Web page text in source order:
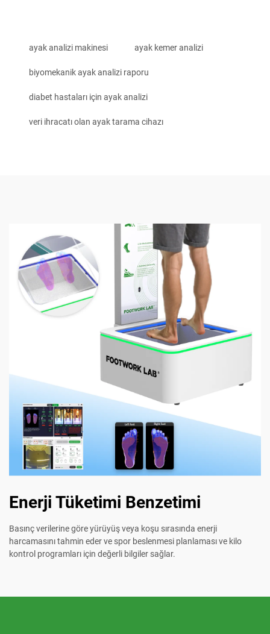
ayak analizi makinesi ayak kemer analizi
biyomekanik ayak analizi raporu
diabet hastaları için ayak analizi
veri ihracatı olan ayak tarama cihazı
Enerji Tüketimi Benzetimi
Basınç verilerine göre yürüyüş veya koşu sırasında enerji
harcamasını tahmin eder ve spor beslenmesi planlaması ve kilo
kontrol programları için değerli bilgiler sağlar.